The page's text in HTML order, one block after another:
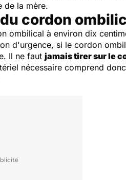
de la mère.
cordon
ombilical à environ dix
d'urgence, si le cordon
Il ne faut jamais tirer sur le
nécessaire comprend